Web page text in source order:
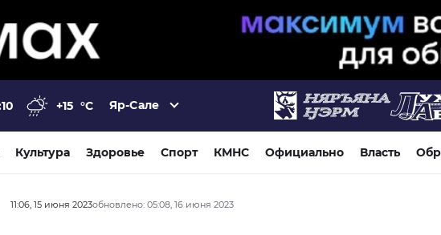
+15 °C Яр-Сале
Культура Здоровье Спорт КМНС Официально Власть
11:06, 15 июня 2023обновлено: 05:08, 16 июня 2023